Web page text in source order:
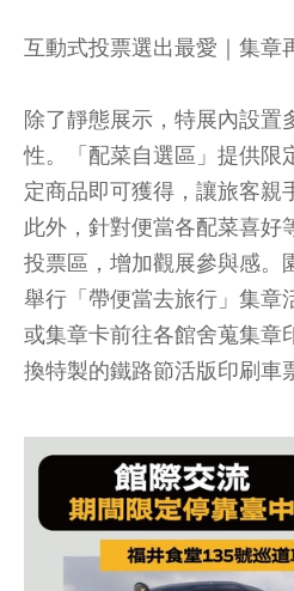
互動式投票選出最愛｜集章
除了靜態展示，特展內設置
性。「配菜自選區」提供限
定商品即可獲得，讓旅客親
此外，針對便當各配菜喜好
投票區，增加觀展參與感。
舉行「帶便當去旅行」集章
或集章卡前往各館舍蒐集章
換特製的鐵路節活版印刷車